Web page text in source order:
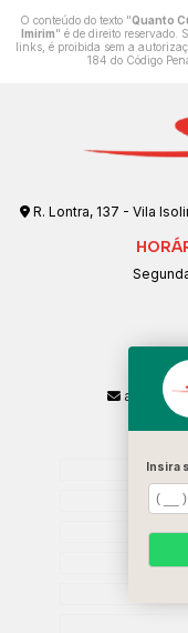
O conteúdo do texto "Quanto
Imirim" é de direito reservado.
links, é proibida sem a
184 do Código
R. Lontra, 137 - Vila
Insira